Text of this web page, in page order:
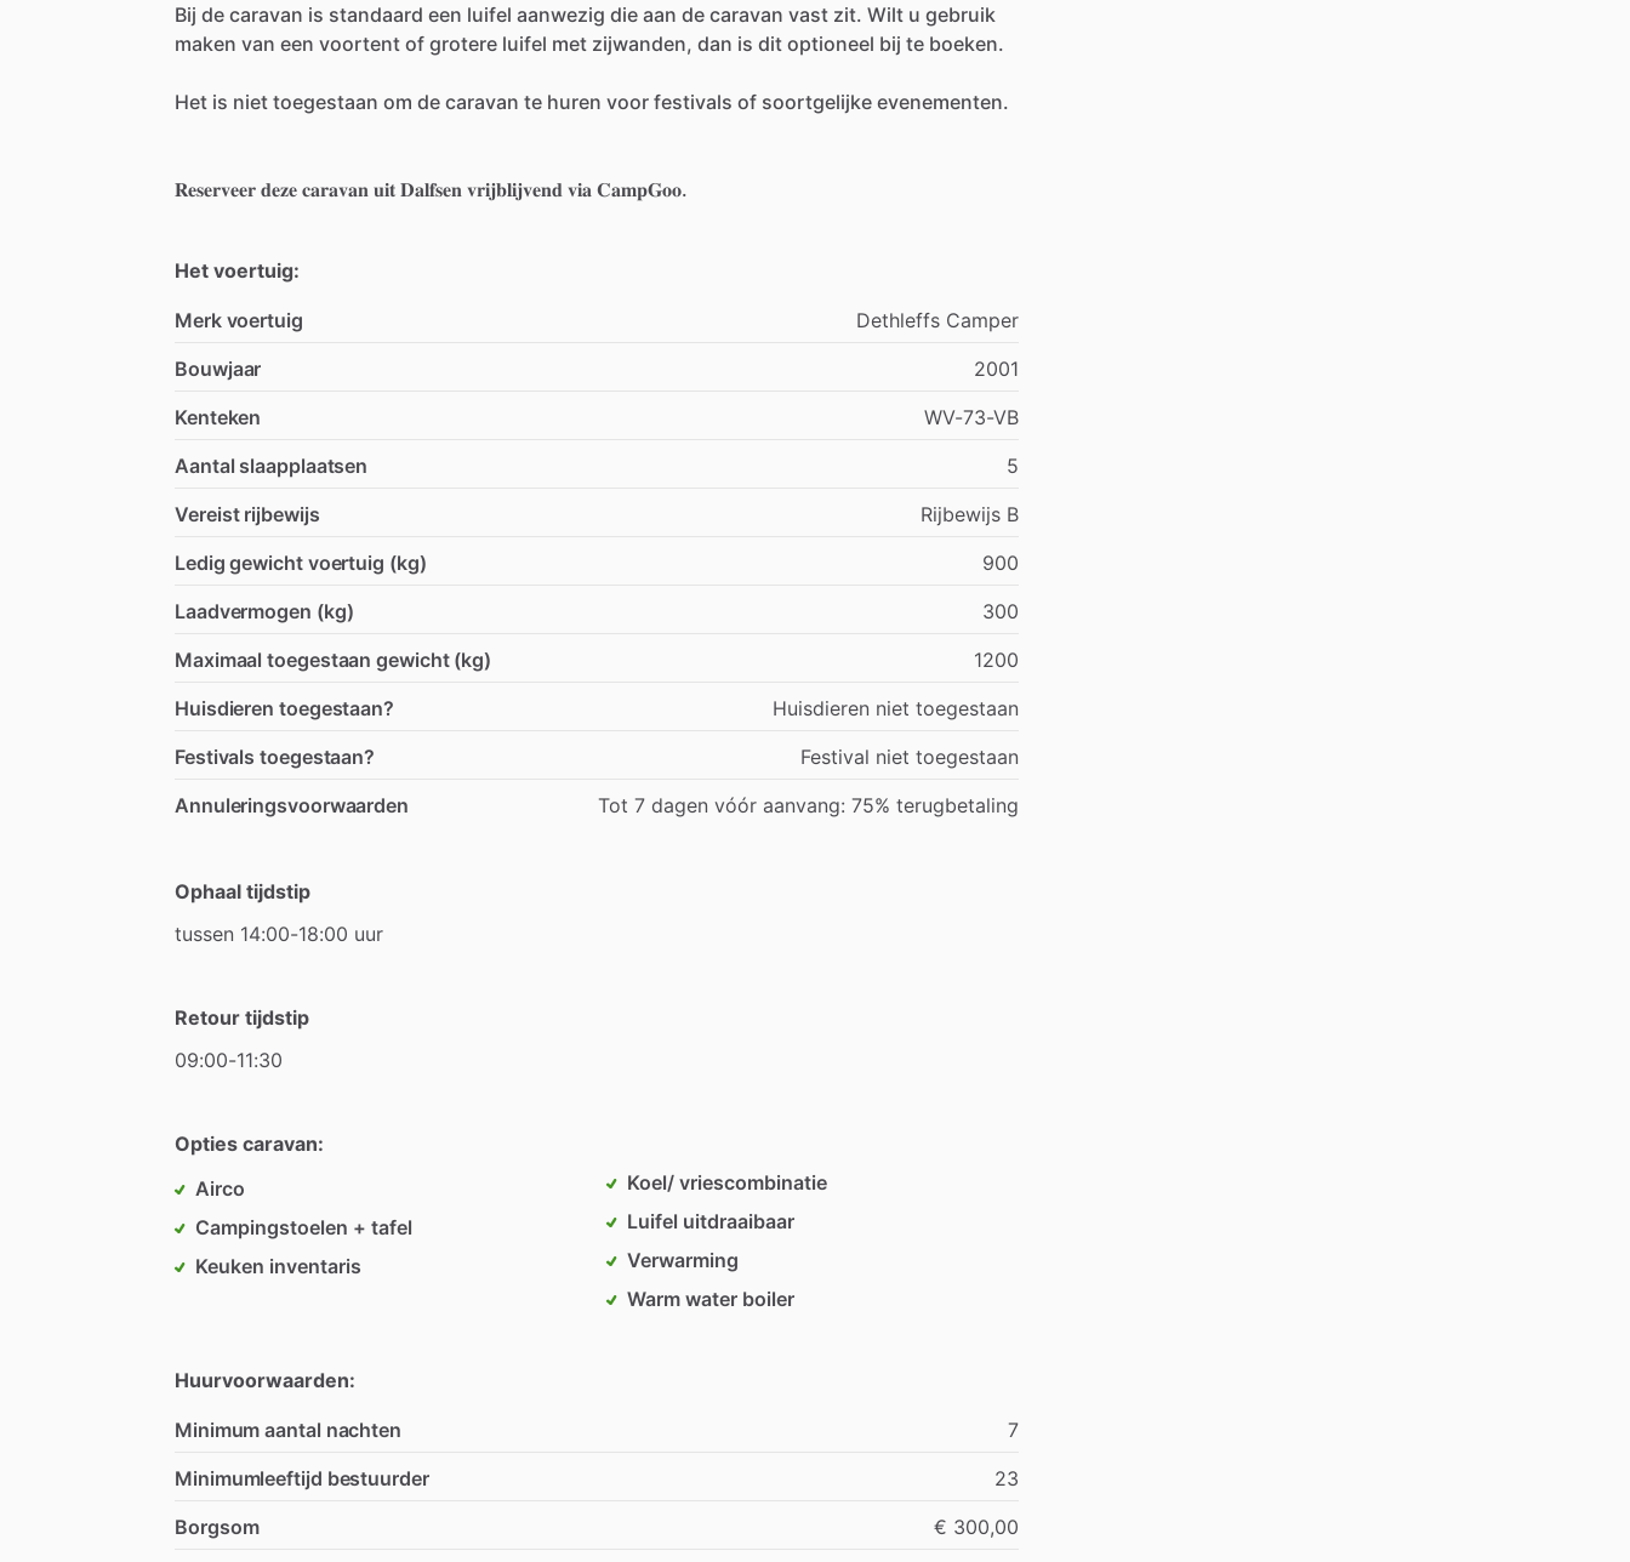
Bij de caravan is standaard een luifel aanwezig die aan de caravan vast zit. Wilt u gebruik
maken van een voortent of grotere luifel met zijwanden, dan is dit optioneel bij te boeken.
Het is niet toegestaan om de caravan te huren voor festivals of soortgelijke evenementen.
𝐑𝐞𝐬𝐞𝐫𝐯𝐞𝐞𝐫 𝐝𝐞𝐳𝐞 𝐜𝐚𝐫𝐚𝐯𝐚𝐧 𝐮𝐢𝐭 𝐃𝐚𝐥𝐟𝐬𝐞𝐧 𝐯𝐫𝐢𝐣𝐛𝐥𝐢𝐣𝐯𝐞𝐧𝐝 𝐯𝐢𝐚 𝐂𝐚𝐦𝐩𝐆𝐨𝐨.
Het voertuig:
Merk voertuig
Dethleffs Camper
Bouwjaar
2001
Kenteken
WV-73-VB
Aantal slaapplaatsen
5
Vereist rijbewijs
Rijbewijs B
Ledig gewicht voertuig (kg)
900
Laadvermogen (kg)
300
Maximaal toegestaan gewicht (kg)
1200
Huisdieren toegestaan?
Huisdieren niet toegestaan
Festivals toegestaan?
Festival niet toegestaan
Annuleringsvoorwaarden
Tot 7 dagen vóór aanvang: 75% terugbetaling
Ophaal tijdstip
tussen 14:00-18:00 uur
Retour tijdstip
09:00-11:30
Opties caravan:
Airco
Campingstoelen + tafel
Keuken inventaris
Koel/ vriescombinatie
Luifel uitdraaibaar
Verwarming
Warm water boiler
Huurvoorwaarden:
Minimum aantal nachten
7
Minimumleeftijd bestuurder
23
Borgsom
€ 300,00